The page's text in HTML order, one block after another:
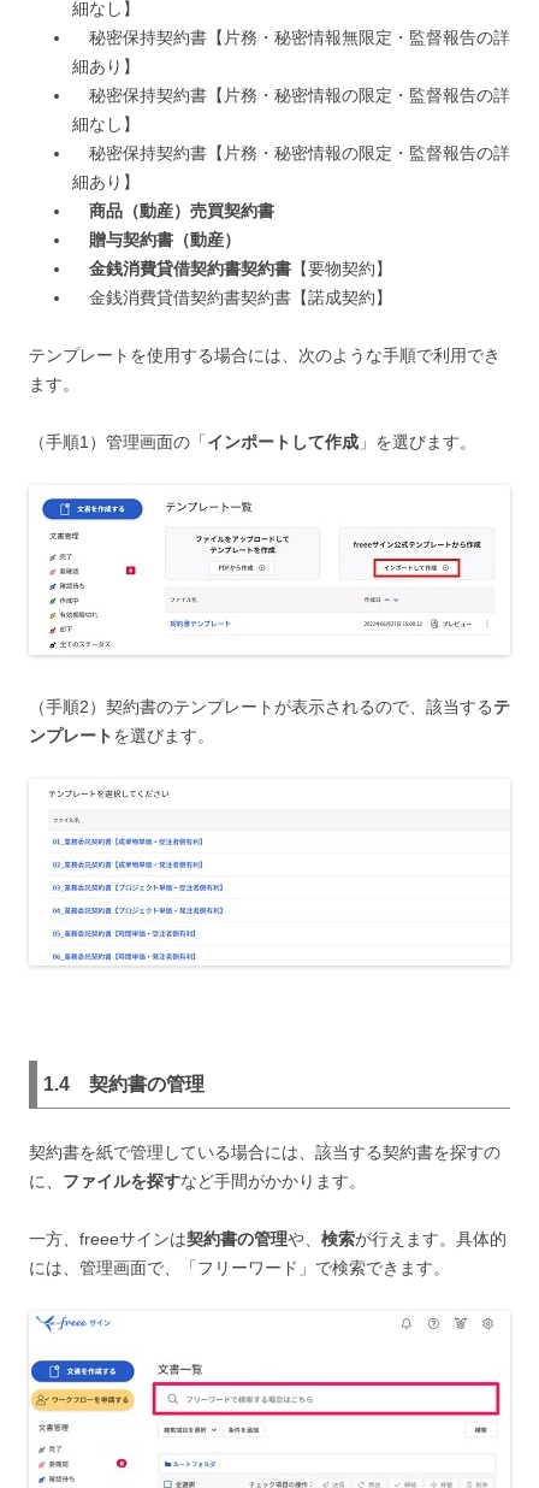
細なし】
秘密保持契約書【片務・秘密情報無限定・監督報告の詳
細あり】
秘密保持契約書【片務・秘密情報の限定・監督報告の詳
細なし】
秘密保持契約書【片務・秘密情報の限定・監督報告の詳
細あり】
商品（動産）売買契約書
贈与契約書（動産）
金銭消費貸借契約書契約書 【要物契約】
金銭消費貸借契約書契約書【諾成契約】
テンプレートを使用する場合には、次のような手順で利用でき
ます。
（手順1）管理画面の「インポートして作成 」を選びます。
（手順2）契約書のテンプレートが表示されるので、該当するテ
ンプレート を選びます。
1.4 契約書の管理
契約書を紙で管理している場合には、該当する契約書を探すの
に、 ファイルを探すなど手間がかかります。
一方、freeeサインは契約書の管理や、 検索が行えます。具体的
には、管理画面で、「フリーワード」で検索できます。